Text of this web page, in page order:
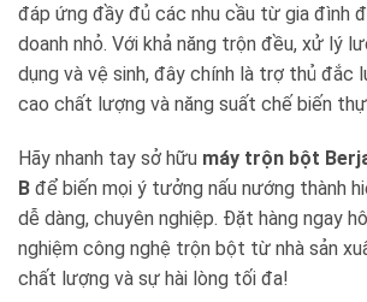
đáp ứng đầy đủ các nhu cầu từ gia đình
doanh nhỏ. Với khả năng trộn đều, xử lý
dụng và vệ sinh, đây chính là trợ thủ đắc
cao chất lượng và năng suất chế biến
Hãy nhanh tay sở hữu máy trộn bột
B để biến mọi ý tưởng nấu nướng thành
dễ dàng, chuyên nghiệp. Đặt hàng ngay
nghiệm công nghệ trộn bột từ nhà sản
chất lượng và sự hài lòng tối đa!